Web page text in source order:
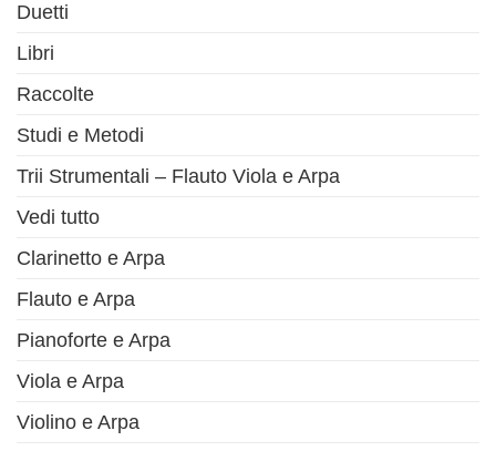
Duetti
Libri
Raccolte
Studi e Metodi
Trii Strumentali – Flauto Viola e Arpa
Vedi tutto
Clarinetto e Arpa
Flauto e Arpa
Pianoforte e Arpa
Viola e Arpa
Violino e Arpa